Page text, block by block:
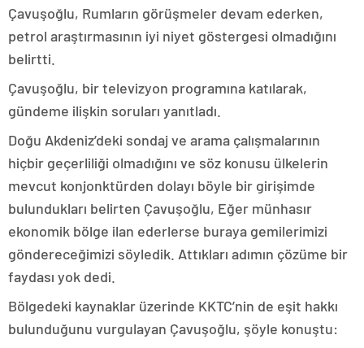
Çavuşoğlu, Rumların görüşmeler devam ederken,
petrol araştırmasının iyi niyet göstergesi olmadığını
belirtti.
Çavuşoğlu, bir televizyon programına katılarak,
gündeme ilişkin soruları yanıtladı.
Doğu Akdeniz’deki sondaj ve arama çalışmalarının
hiçbir geçerliliği olmadığını ve söz konusu ülkelerin
mevcut konjonktürden dolayı böyle bir girişimde
bulundukları belirten Çavuşoğlu, Eğer münhasır
ekonomik bölge ilan ederlerse buraya gemilerimizi
göndereceğimizi söyledik. Attıkları adımın çözüme bir
faydası yok dedi.
Bölgedeki kaynaklar üzerinde KKTC’nin de eşit hakkı
bulunduğunu vurgulayan Çavuşoğlu, şöyle konuştu: